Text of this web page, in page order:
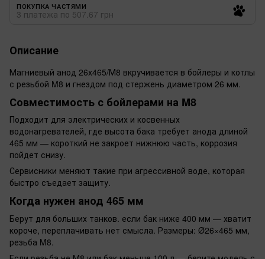
ПОКУПКА ЧАСТЯМИ
3 платежа по 507.67 грн
Описание
Магниевый анод 26х465/М8 вкручивается в бойлеры и котлы
с резьбой M8 и гнездом под стержень диаметром 26 мм.
Совместимость с бойлерами на M8
Подходит для электрических и косвенных
водонагревателей, где высота бака требует анода длиной
465 мм — короткий не закроет нижнюю часть, коррозия
пойдет снизу.
Сервисники меняют такие при агрессивной воде, которая
быстро съедает защиту.
Когда нужен анод 465 мм
Берут для больших танков. если бак ниже 400 мм — хватит
короче, переплачивать нет смысла. Размеры: Ø26×465 мм,
резьба M8.